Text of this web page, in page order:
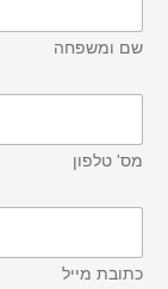
שם ומשפחה
מס' טלפון
כתובת מייל